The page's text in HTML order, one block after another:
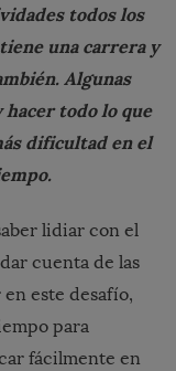
todos los
una carrera y
Algunas
todo lo que
dificultad en el
lidiar con el
cuenta de las
este desafío,
para
fácilmente en